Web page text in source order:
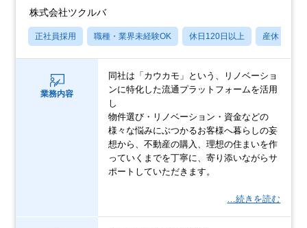
株式会社ツクルバ
正社員採用 職種・業界未経験OK 休日120日以上 産休・育休
業務内容
同社は「カウカモ」という、リノベーショ
ンに特化した流通プラットフォームを活用
し
物件選び・リノベーション・資金などの
様々な悩みにぶつかるお客様へ暮らしの妄
想から、不動産の購入、理想の住まいを作
っていくまでを丁寧に、寄り添いながらサ
ポートしていただきます。
…続きを読む